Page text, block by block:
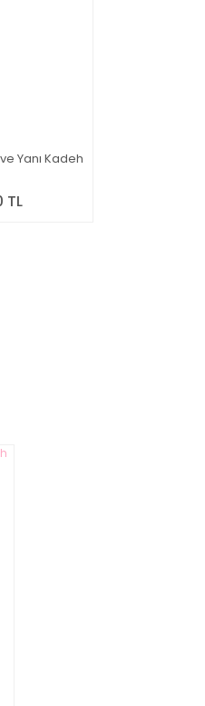
Yanı Kadeh
TL